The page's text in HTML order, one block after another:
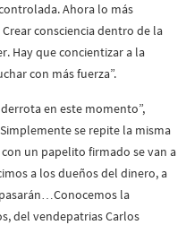
Ahora lo más
consciencia dentro de la
Hay que concientizar a la
con más fuerza”.
en este momento”,
se repite la misma
un papelito firmado se van a
a los dueños del dinero, a
la
del vendepatrias Carlos